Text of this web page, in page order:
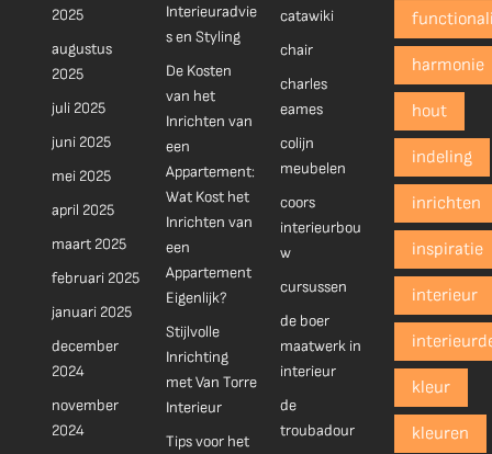
2025
augustus
2025
juli 2025
juni 2025
mei 2025
april 2025
maart 2025
februari 2025
januari 2025
december
2024
november
2024
Interieuradvie
s en Styling
De Kosten
van het
Inrichten van
een
Appartement:
Wat Kost het
Inrichten van
een
Appartement
Eigenlijk?
Stijlvolle
Inrichting
met Van Torre
Interieur
Tips voor het
catawiki
chair
charles
eames
colijn
meubelen
coors
interieurbou
w
cursussen
de boer
maatwerk in
interieur
de
troubadour
harmonie
hout
indeling
inrichten
inspiratie
interieur
kleur
kleuren